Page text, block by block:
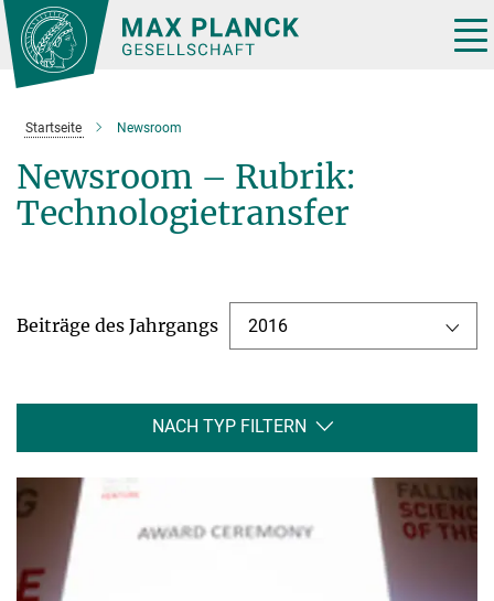
Hauptinhalt
Startseite Newsroom
Newsroom – Rubrik:
Technologietransfer
Beiträge des Jahrgangs 2016
NACH TYP FILTERN